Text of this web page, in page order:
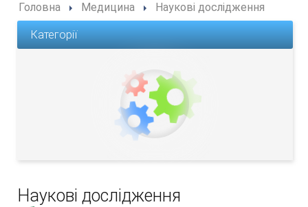
Головна Медицина Наукові дослідження
Категорії
Наукові дослідження